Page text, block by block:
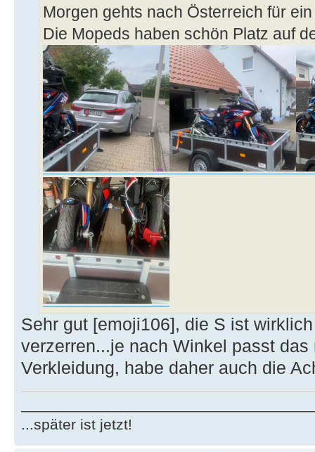
Morgen gehts nach Österreich für
Die Mopeds haben schön Platz auf
Sehr gut [emoji106], die S ist
verzerren...je nach Winkel passt
Verkleidung, habe daher auch die
...später ist jetzt!